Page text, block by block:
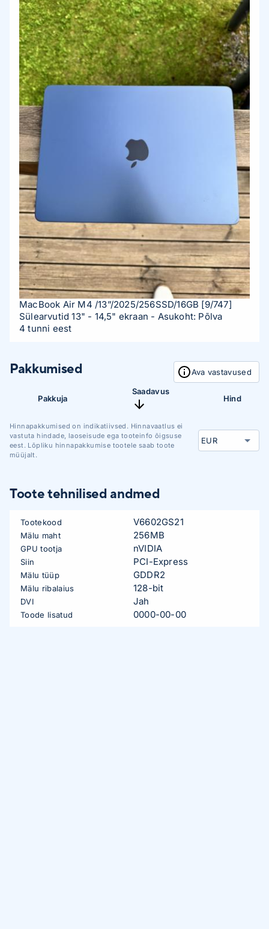
MacBook Air M4 /13”/2025/256SSD/16GB [9/747]
Sülearvutid 13" - 14,5" ekraan - Asukoht: Põlva
4 tunni eest
Pakkumised Ava vastavused
Pakkuja
Saadavus
Hind
Hinnapakkumised on indikatiivsed. Hinnavaatlus ei
vastuta hindade, laoseisude ega tooteinfo õigsuse
eest. Lõpliku hinnapakkumise tootele saab toote
müüjalt.
Toote tehnilised andmed
Tootekood V6602GS21
Mälu maht 256MB
GPU tootja nVIDIA
Siin PCI-Express
Mälu tüüp GDDR2
Mälu ribalaius 128-bit
DVI Jah
Toode lisatud 0000-00-00